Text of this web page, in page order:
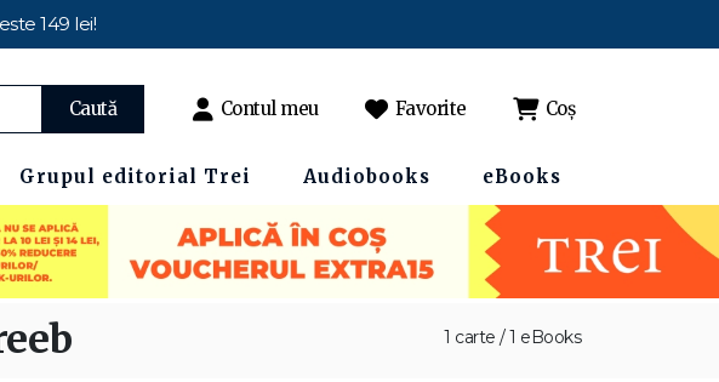
149 lei!
Caută Contul meu Favorite Coș
Grupul editorial Trei Audiobooks eBooks
1 carte / 1 eBooks